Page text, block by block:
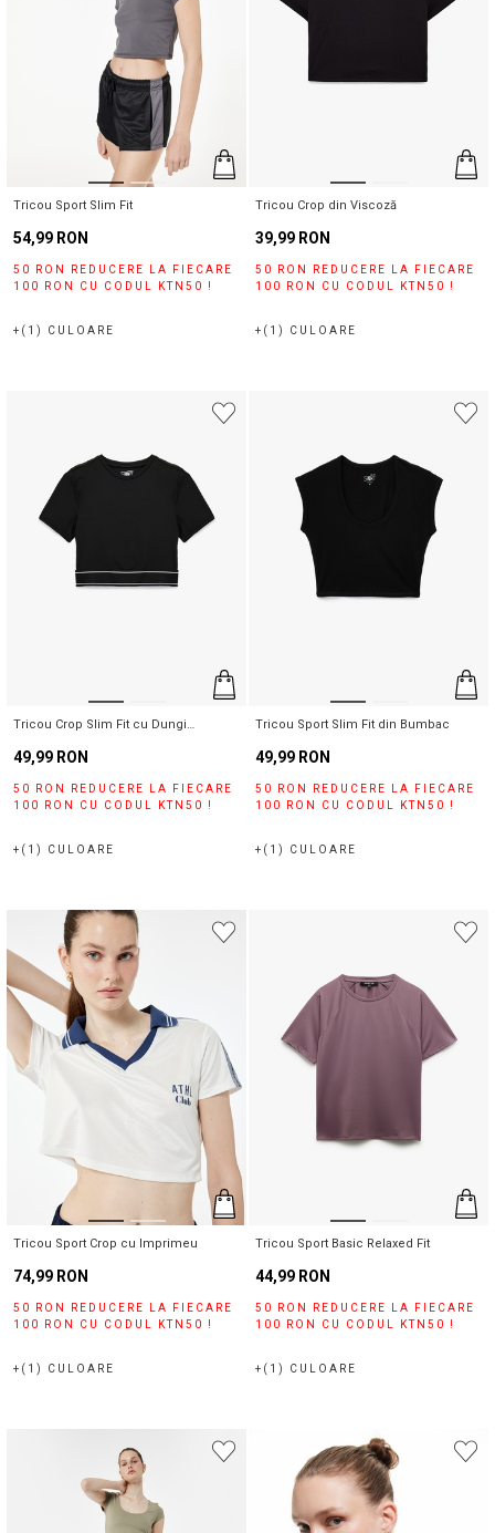
Tricou Sport Slim Fit
54,99 RON
50 RON REDUCERE LA FIECARE
100 RON CU CODUL KTN50 !
+(1) CULOARE
Tricou Crop din Viscoză
39,99 RON
50 RON REDUCERE LA FIECARE
100 RON CU CODUL KTN50 !
+(1) CULOARE
Tricou Crop Slim Fit cu Dungi
49,99 RON
50 RON REDUCERE LA FIECARE
100 RON CU CODUL KTN50 !
+(1) CULOARE
Tricou Sport Slim Fit din Bumbac
49,99 RON
50 RON REDUCERE LA FIECARE
100 RON CU CODUL KTN50 !
+(1) CULOARE
Tricou Sport Crop cu Imprimeu
74,99 RON
50 RON REDUCERE LA FIECARE
100 RON CU CODUL KTN50 !
+(1) CULOARE
Tricou Sport Basic Relaxed Fit
44,99 RON
50 RON REDUCERE LA FIECARE
100 RON CU CODUL KTN50 !
+(1) CULOARE
Selecteaza țara
Alertă de stoc
Când produsul revine în stoc, vă
vom trimite o notificare la adresa